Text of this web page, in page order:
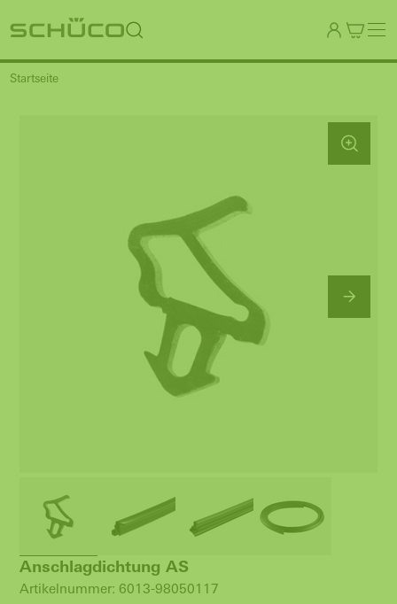
Startseite
Anschlagdichtung AS
Artikelnummer: 6013-98050117